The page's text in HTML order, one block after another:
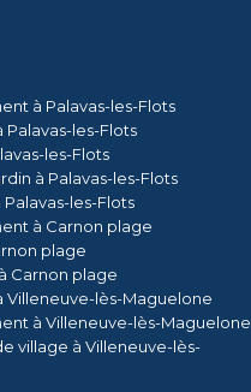
à Palavas-les-Flots
les-Flots
les-Flots
à Palavas-les-Flots
les-Flots
à Carnon plage
plage
Carnon plage
Villeneuve-lès-Maguelone
à Villeneuve-lès-Maguelone
village à Villeneuve-lès-